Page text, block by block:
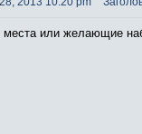
места или желающие